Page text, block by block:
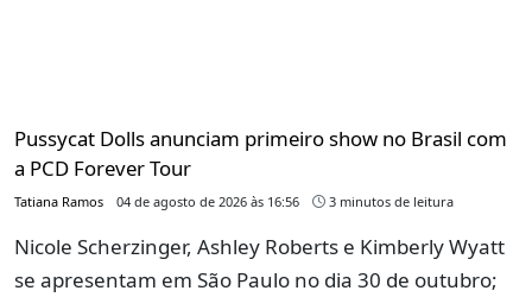
Pussycat Dolls anunciam primeiro show no Brasil com
a PCD Forever Tour
Tatiana Ramos 04 de agosto de 2026 às 16:56 3 minutos de leitura
Nicole Scherzinger, Ashley Roberts e Kimberly Wyatt
se apresentam em São Paulo no dia 30 de outubro;